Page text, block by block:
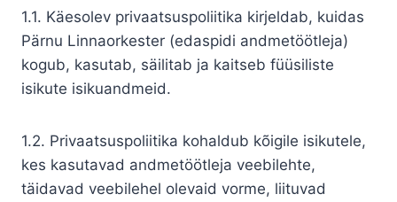
1.1. Käesolev privaatsuspoliitika kirjeldab, kuidas
Pärnu Linnaorkester (edaspidi andmetöötleja)
kogub, kasutab, säilitab ja kaitseb füüsiliste
isikute isikuandmeid.
1.2. Privaatsuspoliitika kohaldub kõigile isikutele,
kes kasutavad andmetöötleja veebilehte,
täidavad veebilehel olevaid vorme, liituvad